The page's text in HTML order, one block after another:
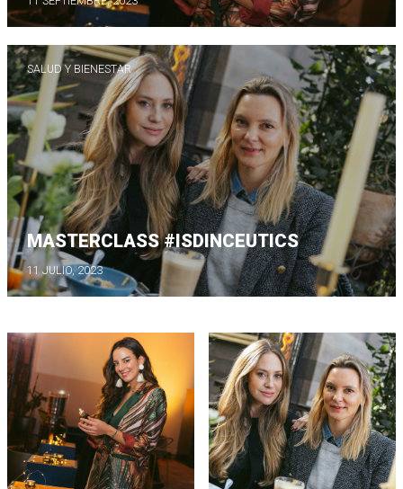
SALUD Y BIENESTAR
MASTERCLASS #ISDINCEUTICS
11 JULIO, 2023